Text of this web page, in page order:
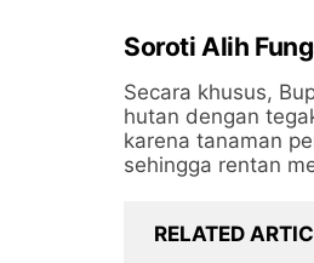
Soroti Alih
​Secara khusus,
hutan dengan
karena tanaman
sehingga rentan
RELATED